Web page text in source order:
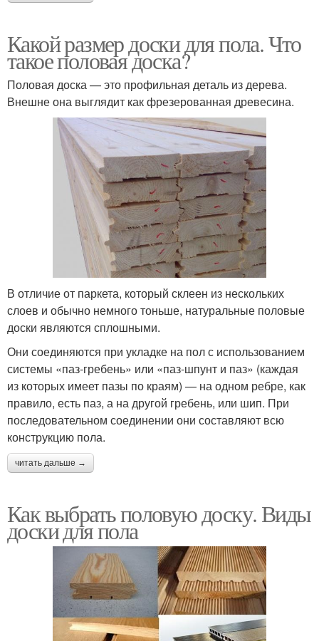
Какой размер доски для пола. Что
такое половая доска?
Половая доска — это профильная деталь из дерева.
Внешне она выглядит как фрезерованная древесина.
В отличие от паркета, который склеен из нескольких
слоев и обычно немного тоньше, натуральные половые
доски являются сплошными.
Они соединяются при укладке на пол с использованием
системы «паз-гребень» или «паз-шпунт и паз» (каждая
из которых имеет пазы по краям) — на одном ребре, как
правило, есть паз, а на другой гребень, или шип. При
последовательном соединении они составляют всю
конструкцию пола.
читать дальше →
Как выбрать половую доску. Виды
доски для пола